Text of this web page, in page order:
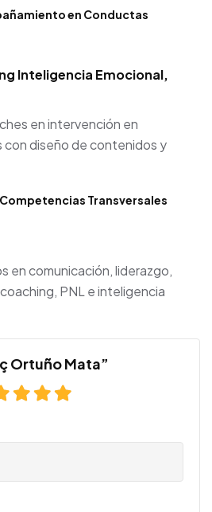
en Conductas
Inteligencia Emocional,
en intervención en
diseño de contenidos y
Transversales
en comunicación, liderazgo,
PNL e inteligencia
Ortuño Mata”